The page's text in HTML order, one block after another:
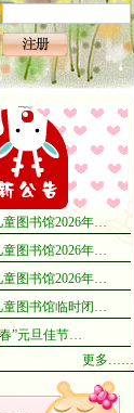
童图书馆2026年…
童图书馆2026年…
童图书馆2026年…
童图书馆临时闭…
”元旦佳节…
更多……